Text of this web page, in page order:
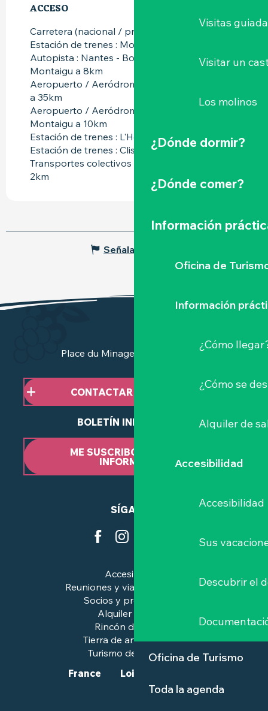
Visitas
Visitar un
Los molinos
¿Dónde dormir?
¿Dónde comer?
Información
Oficina de
Información
¿Cómo
¿Cómo se
Alquiler de
Accesibilidad
Accesibilidad
Sus
Descubrir el
Oficina de Turismo
Toda la agenda
ACCESO
ACCESO
Carretera (nacional / provincial) : D12 a 200m
Estación de trenes : Montaigu a 10km
Autopista : Nantes - Bordeaux - Sortie
Montaigu a 8km
Aeropuerto / Aeródromo : Nantes-Atlantique
a 35km
Aeropuerto / Aeródromo : St Georges de
Montaigu a 10km
Estación de trenes : L'Herbergement a 10km
Estación de trenes : Clisson a 18km
Transportes colectivos : Vieillevigne - LILA a
2km
Señalar un error
Place du Minage - 44190 Clisson
CONTACTAR CON NOSOTROS
BOLETÍN INFORMATIVO
ME SUSCRIBO AL BOLETÍN
INFORMATIVO
SÍGANOS
Accesibilidad
Reuniones y viajes de negocios
Socios y profesionales
Alquiler de salas
Rincón de prensa
Tierra de arte e historia
Turismo de calidad™.
France
Loire-Atlantique